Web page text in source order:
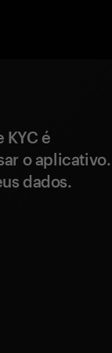
KYC é
o aplicativo.
dados.